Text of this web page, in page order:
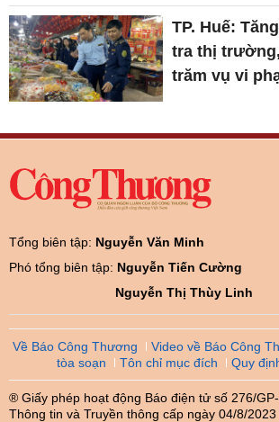
TP. Huế:
tra thị
trăm vụ vi
Tổng biên tập: Nguyễn Văn Minh
Phó tổng biên tập: Nguyễn Tiến Cường
Nguyễn Thị Thùy Linh
Về Báo Công Thương Video về Báo Công
tòa soạn
Tôn chỉ mục đích Quy
® Giấy phép hoạt động Báo điện tử số 276/
Thông tin và Truyền thông cấp ngày 04/8/2023